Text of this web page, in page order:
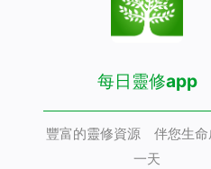
每日靈修app
豐富的靈修資源 伴您生命
一天